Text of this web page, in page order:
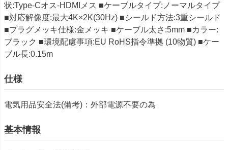
状:Type‐Cオス-HDMIメス ■ケーブルタイプ:ノーマルタイプ
■対応解像度:最大4K×2K(30Hz) ■シールド方法:3重シールド
■プラグメッキ仕様:金メッキ ■ケーブル太さ:5mm ■カラー:
ブラック ■環境配慮事項:EU RoHS指令準拠 (10物質) ■ケー
ブル長:0.15m
仕様
電気用品安全法(備考)：外部電源不要の為
基本情報